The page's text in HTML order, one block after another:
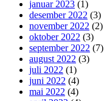
januar 2023 (1)
desember 2022 (3)
november 2022 (2)
oktober 2022 (3)
september 2022 (7)
august 2022 (3)
juli 2022 (1)
juni 2022 (4)
mai 2022 (4)